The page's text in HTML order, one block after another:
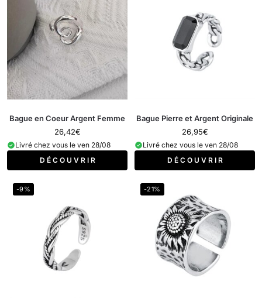
Bague en Coeur Argent Femme
26,42€
Livré chez vous le ven 28/08
D É C O U V R I R
Bague Pierre et Argent Originale
26,95€
Livré chez vous le ven 28/08
D É C O U V R I R
-9% -21%